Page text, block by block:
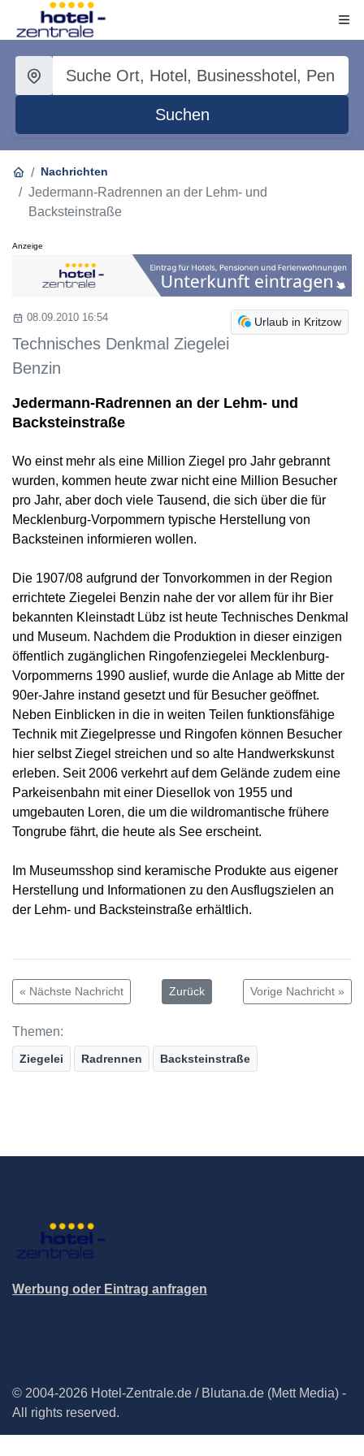
Suchen
Nachrichten
Jedermann-Radrennen an der Lehm- und
Backsteinstraße
Anzeige
Urlaub in Kritzow
08.09.2010 16:54
Technisches Denkmal Ziegelei
Benzin
Jedermann-Radrennen an der Lehm- und
Backsteinstraße
Wo einst mehr als eine Million Ziegel pro Jahr gebrannt
wurden, kommen heute zwar nicht eine Million Besucher
pro Jahr, aber doch viele Tausend, die sich über die für
Mecklenburg-Vorpommern typische Herstellung von
Backsteinen informieren wollen.
Die 1907/08 aufgrund der Tonvorkommen in der Region
errichtete Ziegelei Benzin nahe der vor allem für ihr Bier
bekannten Kleinstadt Lübz ist heute Technisches Denkmal
und Museum. Nachdem die Produktion in dieser einzigen
öffentlich zugänglichen Ringofenziegelei Mecklenburg-
Vorpommerns 1990 auslief, wurde die Anlage ab Mitte der
90er-Jahre instand gesetzt und für Besucher geöffnet.
Neben Einblicken in die in weiten Teilen funktionsfähige
Technik mit Ziegelpresse und Ringofen können Besucher
hier selbst Ziegel streichen und so alte Handwerkskunst
erleben. Seit 2006 verkehrt auf dem Gelände zudem eine
Parkeisenbahn mit einer Diesellok von 1955 und
umgebauten Loren, die um die wildromantische frühere
Tongrube fährt, die heute als See erscheint.
Im Museumsshop sind keramische Produkte aus eigener
Herstellung und Informationen zu den Ausflugszielen an
der Lehm- und Backsteinstraße erhältlich.
« Nächste Nachricht Zurück Vorige Nachricht »
Themen:
Ziegelei Radrennen Backsteinstraße
Werbung oder Eintrag anfragen
© 2004-2026 Hotel-Zentrale.de / Blutana.de (Mett Media) -
All rights reserved.